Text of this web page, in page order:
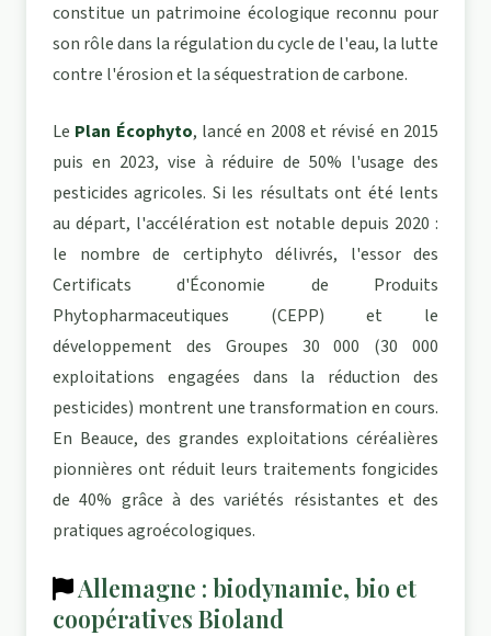
constitue un patrimoine écologique reconnu pour
son rôle dans la régulation du cycle de l'eau, la lutte
contre l'érosion et la séquestration de carbone.
Le Plan Écophyto, lancé en 2008 et révisé en 2015
puis en 2023, vise à réduire de 50% l'usage des
pesticides agricoles. Si les résultats ont été lents
au départ, l'accélération est notable depuis 2020 :
le nombre de certiphyto délivrés, l'essor des
Certificats d'Économie de Produits
Phytopharmaceutiques (CEPP) et le
développement des Groupes 30 000 (30 000
exploitations engagées dans la réduction des
pesticides) montrent une transformation en cours.
En Beauce, des grandes exploitations céréalières
pionnières ont réduit leurs traitements fongicides
de 40% grâce à des variétés résistantes et des
pratiques agroécologiques.
Allemagne : biodynamie, bio et
coopératives Bioland